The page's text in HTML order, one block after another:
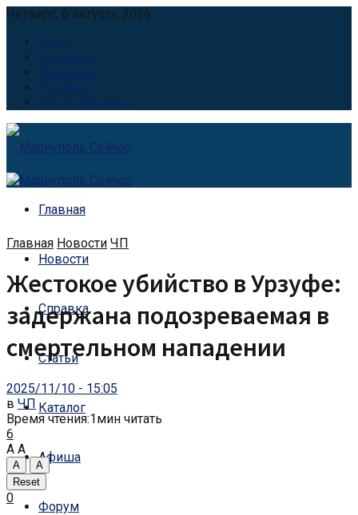
Четверг, 6 августа, 2026
О нас
Контакты
Вакансии
Реклама
Наши партнёры
Главная
Новости
Справка
Статьи
Каталог
Афиша
Форум
Главная Новости ЧП
Жестокое убийство в Урзуфе:
задержана подозреваемая в
смертельном нападении
2025/11/10 - 15:05
в ЧП
Время чтения:1мин читать
6
A A
A
A
Reset
0